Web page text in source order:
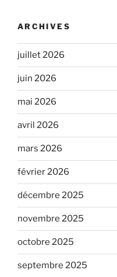
ARCHIVES
juillet 2026
juin 2026
mai 2026
avril 2026
mars 2026
février 2026
décembre 2025
novembre 2025
octobre 2025
septembre 2025